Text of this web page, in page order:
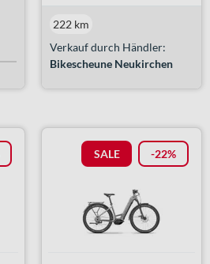
Verkauf durch Händler:
Bikescheune Neukirchen
222 km
SALE -22%